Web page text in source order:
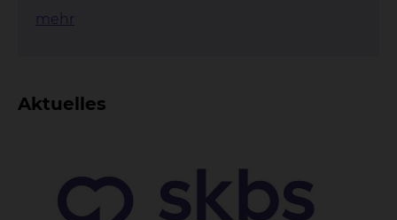
mehr
Aktuelles